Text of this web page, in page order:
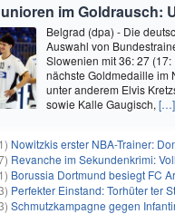
im Goldrausch:
Belgrad (dpa) - Die
Auswahl von
Slowenien mit 36: 27
nächste Goldmedaille im
unter anderem Elvis
sowie Kalle Gaugisch, […]
Nowitzkis erster NBA-Trainer:
Revanche im Sekundenkrimi:
Borussia Dortmund besiegt FC
Perfekter Einstand: Torhüter ter
Schmutzkampagne gegen